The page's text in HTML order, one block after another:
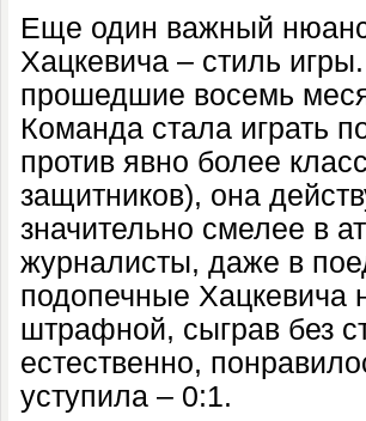
Еще один важный
Хацкевича – стиль
прошедшие восемь
Команда стала играть
против явно более
защитников), она
значительно смелее в
журналисты, даже в
подопечные Хацкевича
штрафной, сыграв без
естественно,
уступила – 0:1.